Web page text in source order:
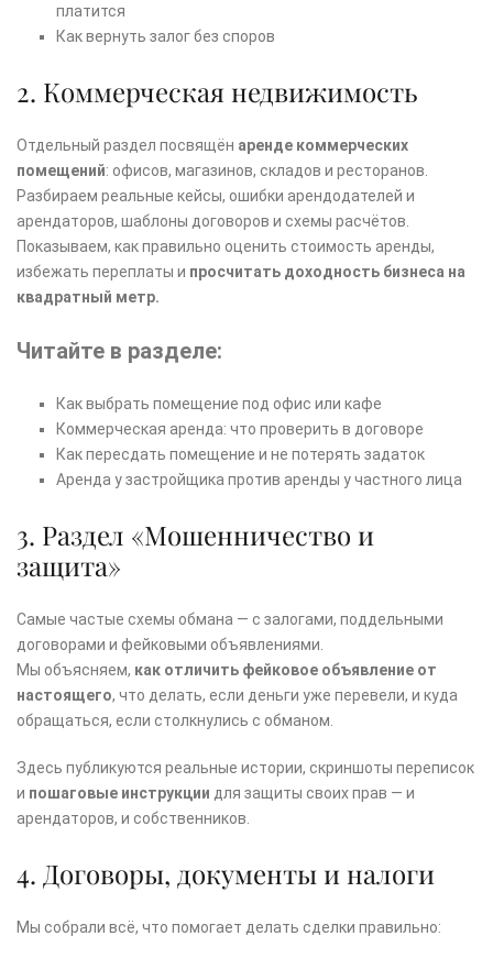
платится
Как вернуть залог без споров
2. Коммерческая недвижимость
Отдельный раздел посвящён аренде коммерческих
помещений: офисов, магазинов, складов и ресторанов.
Разбираем реальные кейсы, ошибки арендодателей и
арендаторов, шаблоны договоров и схемы расчётов.
Показываем, как правильно оценить стоимость аренды,
избежать переплаты и просчитать доходность бизнеса на
квадратный метр.
Читайте в разделе:
Как выбрать помещение под офис или кафе
Коммерческая аренда: что проверить в договоре
Как пересдать помещение и не потерять задаток
Аренда у застройщика против аренды у частного лица
3. Раздел «Мошенничество и
защита»
Самые частые схемы обмана — с залогами, поддельными
договорами и фейковыми объявлениями.
Мы объясняем, как отличить фейковое объявление от
настоящего, что делать, если деньги уже перевели, и куда
обращаться, если столкнулись с обманом.
Здесь публикуются реальные истории, скриншоты переписок
и пошаговые инструкции для защиты своих прав — и
арендаторов, и собственников.
4. Договоры, документы и налоги
Мы собрали всё, что помогает делать сделки правильно: